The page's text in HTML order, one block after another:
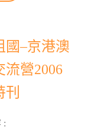
國–京港澳
流營2006
刊
: